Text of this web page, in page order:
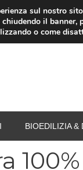
ENERGETICO
BIOEDILIZIA &
sul nostro
il banner,
o come